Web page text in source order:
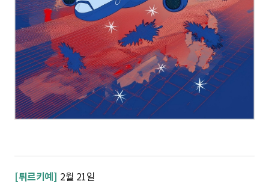
[튀르키예] 2월 21일